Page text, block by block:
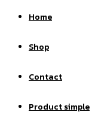
Home
Shop
Contact
Product simple